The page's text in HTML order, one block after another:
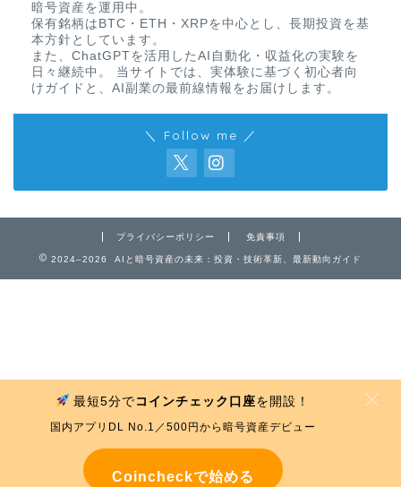
暗号資産を運用中。
保有銘柄はBTC・ETH・XRPを中心とし、長期投資を基
本方針としています。
また、ChatGPTを活用したAI自動化・収益化の実験を
日々継続中。 当サイトでは、実体験に基づく初心者向
けガイドと、AI副業の最前線情報をお届けします。
＼ Follow me ／
プライバシーポリシー 免責事項
2024–2026 AIと暗号資産の未来：投資・技術革新、最新動向ガイド
免責事項
最短5分でコインチェック口座を開設！
国内アプリDL No.1／500円から暗号資産デビュー
Coincheckで始める